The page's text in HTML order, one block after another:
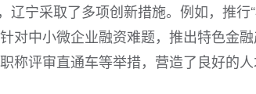
辽宁采取了多项创新措施。例如，推行
对中小微企业融资难题，推出特色金
称评审直通车等举措，营造了良好的人